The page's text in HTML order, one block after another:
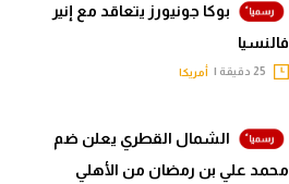
بوكا جونيورز يتعاقد مع إنير
فالنسيا
أمريكا
الشمال القطري يعلن ضم
محمد علي بن رمضان من الأهلي